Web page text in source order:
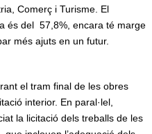
Comerç i Turisme. El
és del 57,8%, encara té marge
més ajuts en un futur.
el tram final de les obres
interior. En paral·lel,
la licitació dels treballs de les